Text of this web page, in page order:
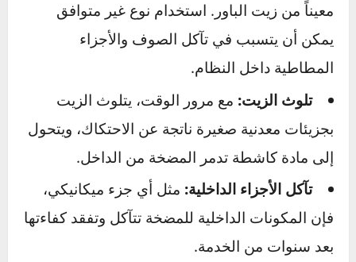
الأسباب الشائعة وراء فشل طرمبة
الدركسون
انخفاض مستوى زيت الباور: هذا هو السبب
الأول والأكثر شيوعاً. القيادة بمستوى زيت منخفض
يجبر المضخة على سحب الهواء، مما يسبب الونة
ويؤدي إلى تلف الأجزاء الداخلية بسرعة.
استخدام زيت خاطئ:كل سيارة تتطلب نوعاً
معيناً من زيت الباور. استخدام نوع غير متوافق